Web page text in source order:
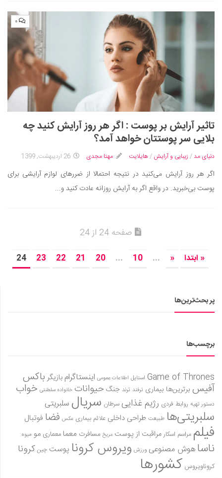
۰
تاثیر آرایش بر پوست : اگر هر روز آرایش کنید چه
بلایی سر پوستتان خواهد آمد؟
دنیای مد/ زیبایی و آرایش / هایلایت مهتا مجدی 26 اردیبهشت, 1399
اگر هر روز آرایش می‌کنید در نتیجه احتمالا از ضررهای لوازم آرایشی برای
پوست بی‌خبرید. در واقع اگر به آرایش روزانه عادت کنید و...
صفحه 24 از 24
« ابتدا «
...
10
...
20
21
22
23
24
پر بحث‌ترین‌ها
برچسب‌ها
Game of Thrones استایل اطلاعات عمومی اینستاگرام بازیگر باکس
آفیس برترین‌ها بیماری ترفند ترند جنگ حیوانات خانواده سلطنتی خواب
دستور تهیه روابط فردی رژیم غذاییسرطان سریال سلبریتی
سلبریتی‌ها طبیعت طراحی داخلی علائم بیماری عکس فضا فوتبال
فیلم مراسم اسکارمراقبت از پوست مریخ مسافرت معمامعماری مو میوه
ناساهوش مصنوعی ورزش ویروس کرونا پوست چین کرونا
کروناویروس کشورها